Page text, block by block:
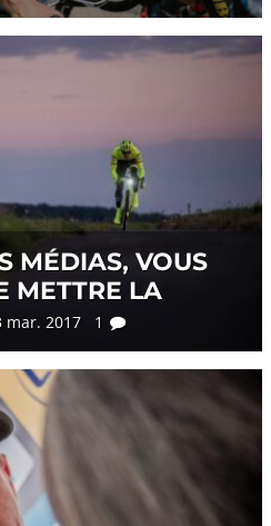
MÉDIAS, VOUS
METTRE LA
mar. 2017 1